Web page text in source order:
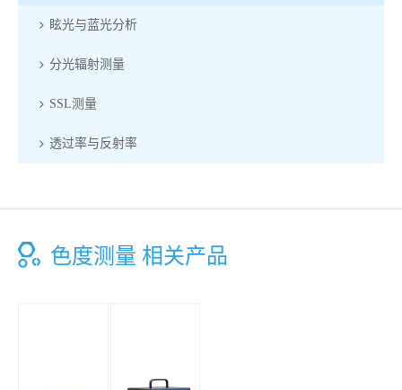
眩光与蓝光分析
分光辐射测量
SSL测量
透过率与反射率
色度测量 相关产品